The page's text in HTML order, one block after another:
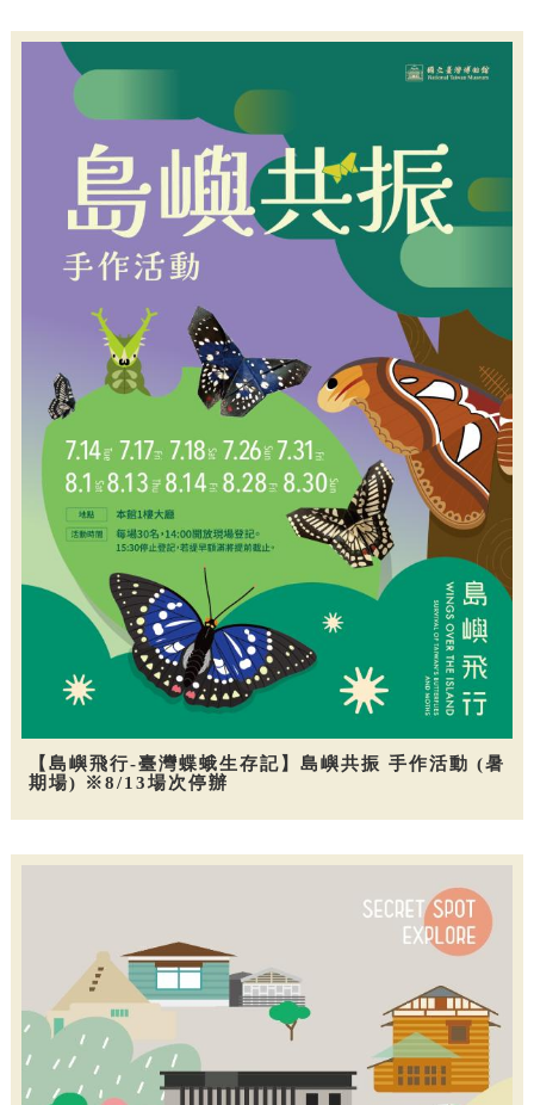
【島嶼飛行-臺灣蝶蛾生存記】島嶼共振 手作活動 (暑
期場) ※8/13場次停辦